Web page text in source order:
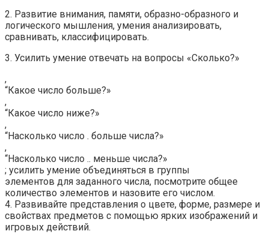
2. Развитие внимания, памяти, образно-образного и
логического мышления, умения анализировать,
сравнивать, классифицировать.
3. Усилить умение отвечать на вопросы «Сколько?»
,
“Какое число больше?»
,
“Какое число ниже?»
,
“Насколько число . больше числа?»
,
“Насколько число .. меньше числа?»
; усилить умение объединяться в группы
элементов для заданного числа, посмотрите общее
количество элементов и назовите его числом.
4. Развивайте представления о цвете, форме, размере и
свойствах предметов с помощью ярких изображений и
игровых действий.